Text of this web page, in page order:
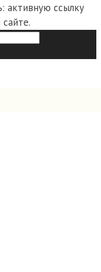
активную ссылку